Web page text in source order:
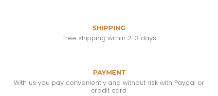
SHIPPING
Free shipping within 2-3 days
PAYMENT
With us you pay conveniently and without risk with Paypal or
credit card.